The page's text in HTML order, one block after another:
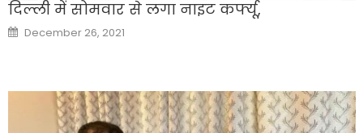
दिल्ली में सोमवार से लगा नाइट कर्फ्यू,
Posted
on
December 26, 2021